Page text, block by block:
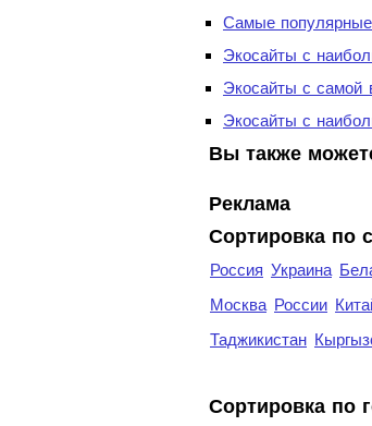
Самые
Экосайты с
Экосайты с самой
Экосайты с
Вы также
Реклама
Сортировка по
Россия Украина
Москва России
Таджикистан
Cортировка по